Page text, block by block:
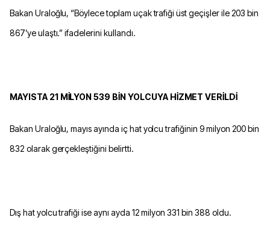
Bakan Uraloğlu, “Böylece toplam uçak trafiği üst geçişler ile 203 bin
867’ye ulaştı.” ifadelerini kullandı.
MAYISTA 21 MİLYON 539 BİN YOLCUYA HİZMET VERİLDİ
Bakan Uraloğlu, mayıs ayında iç hat yolcu trafiğinin 9 milyon 200 bin
832 olarak gerçekleştiğini belirtti.
Dış hat yolcu trafiği ise aynı ayda 12 milyon 331 bin 388 oldu.